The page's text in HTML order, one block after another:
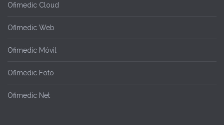
Ofimedic Cloud
Ofimedic Web
Ofimedic Móvil
Ofimedic Foto
Ofimedic Net